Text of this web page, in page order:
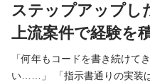
ステップアップし
上流案件で経験を
「何年もコードを書き続けて
い……」 「指示書通りの実装